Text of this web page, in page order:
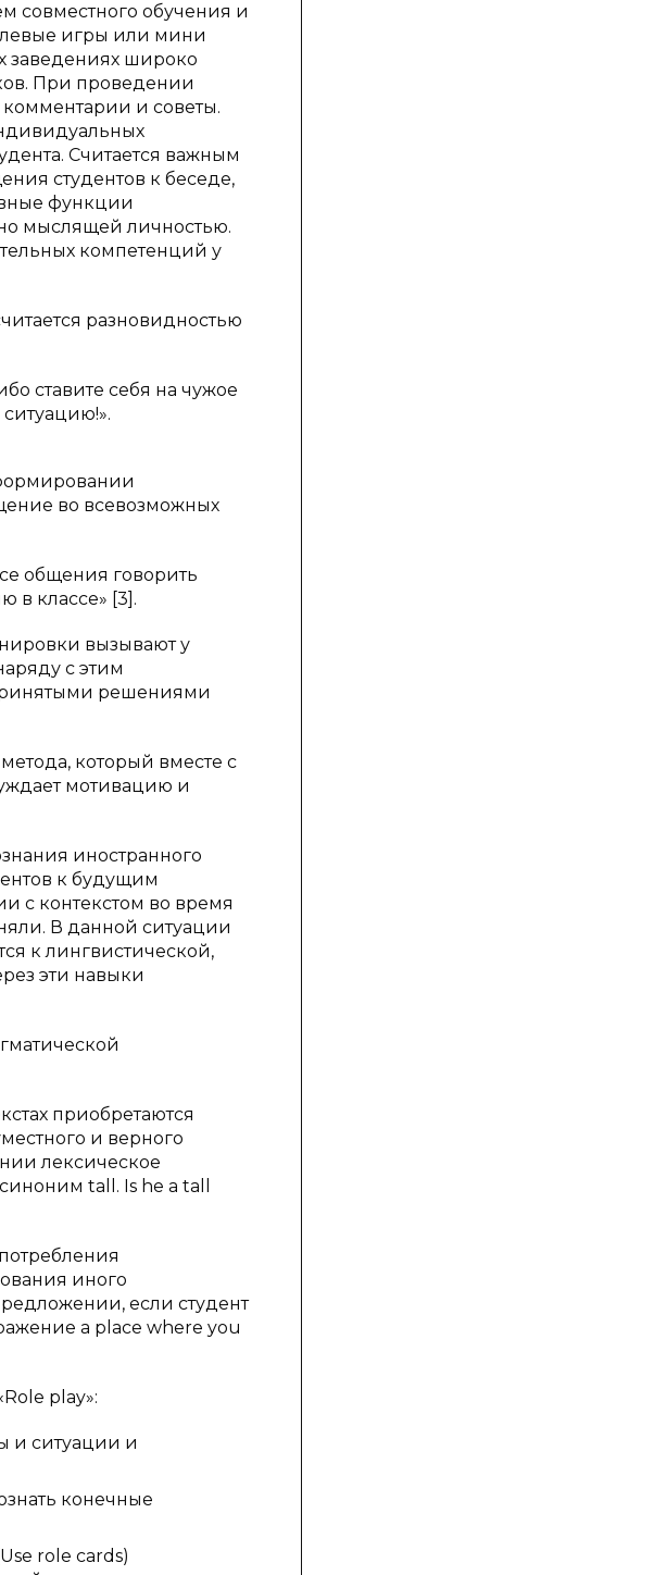
совместного обучения и
игры или мини
заведениях широко
При проведении
комментарии и советы.
Считается важным
студентов к беседе,
функции
мыслящей личностью.
компетенций у
разновидностью
ставите себя на чужое
во всевозможных
общения говорить
в классе» [3].
вызывают у
с этим
решениями
который вместе с
мотивацию и
иностранного
к будущим
с контекстом во время
В данной ситуации
к лингвистической,
эти навыки
приобретаются
и верного
лексическое
tall. Is he a tall
иного
если студент
a place where you
play»:
и ситуации и
конечные
role cards)